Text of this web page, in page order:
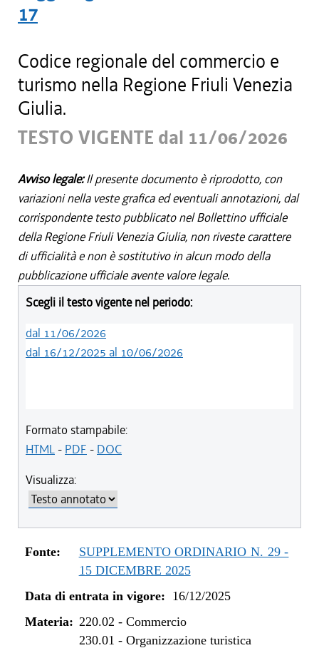
17
Codice regionale del commercio e
turismo nella Regione Friuli Venezia
Giulia.
TESTO VIGENTE dal 11/06/2026
Avviso legale:Il presente documento è riprodotto, con
variazioni nella veste grafica ed eventuali annotazioni, dal
corrispondente testo pubblicato nel Bollettino ufficiale
della Regione Friuli Venezia Giulia, non riveste carattere
di ufficialità e non è sostitutivo in alcun modo della
pubblicazione ufficiale avente valore legale.
Scegli il testo vigente nel periodo:
dal 11/06/2026
dal 16/12/2025 al 10/06/2026
Formato stampabile:
HTML- PDF - DOC
Visualizza:
Fonte:
SUPPLEMENTO ORDINARIO N. 29 -
15 DICEMBRE 2025
Data di entrata in vigore: 16/12/2025
Materia: 220.02 - Commercio
230.01 - Organizzazione turistica